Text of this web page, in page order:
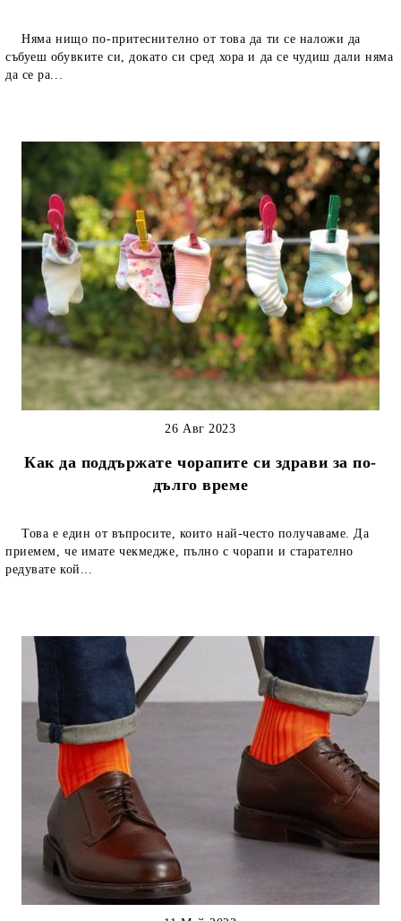
Няма нищо по-притеснително от това да ти се наложи да
събуеш обувките си, докато си сред хора и да се чудиш дали няма
да се ра...
Как да поддържате чорапите си здрави за по-
дълго време
26 Авг 2023
Това е един от въпросите, които най-често получаваме. Да
приемем, че имате чекмедже, пълно с чорапи и старателно
редувате кой...